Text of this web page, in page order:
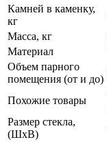
Камней в каменку,
кг
Масса, кг
Материал
Объем парного
помещения (от и до)
Похожие товары
Размер стекла,
(ШхВ)